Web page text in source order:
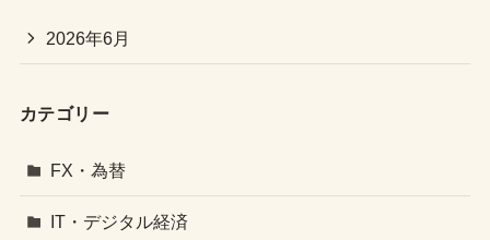
2026年6月
カテゴリー
FX・為替
IT・デジタル経済